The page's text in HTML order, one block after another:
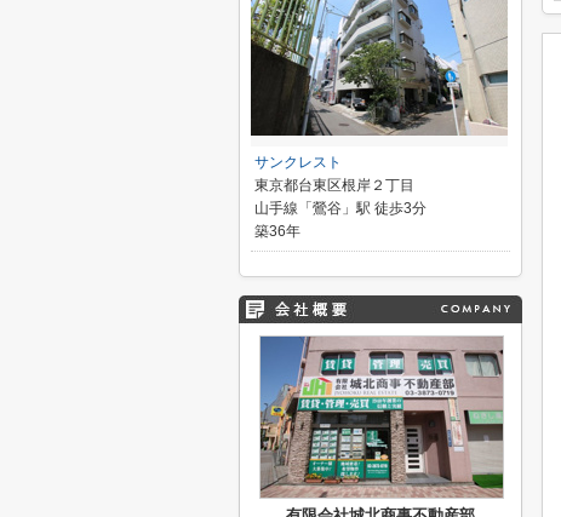
サンクレスト
東京都台東区根岸２丁目
山手線「鶯谷」駅 徒歩3分
築36年